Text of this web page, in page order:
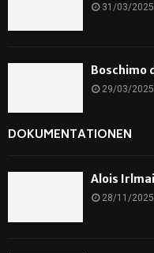
31/03/2025
Boschimo
29/03/2025
DOKUMENTATIONEN
Alois
28/11/2025